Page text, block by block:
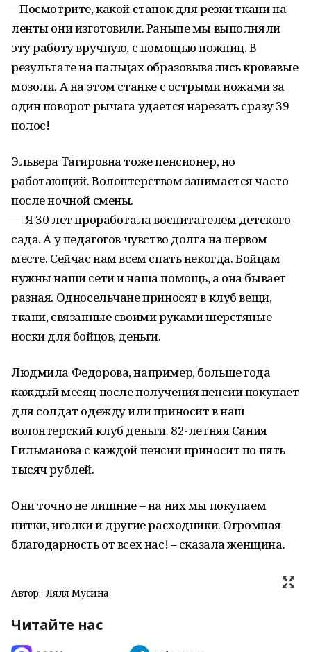
– Посмотрите, какой станок для резки ткани на
ленты они изготовили. Раньше мы выполняли
эту работу вручную, с помощью ножниц. В
результате на пальцах образовывались кровавые
мозоли. А на этом станке с острыми ножами за
один поворот рычага удается нарезать сразу 39
полос!
Эльвера Тагировна тоже пенсионер, но
работающий. Волонтерством занимается часто
после ночной смены.
— Я 30 лет проработала воспитателем детского
сада. А у педагогов чувство долга на первом
месте. Сейчас нам всем спать некогда. Бойцам
нужны наши сети и наша помощь, а она бывает
разная. Односельчане приносят в клуб вещи,
ткани, связанные своими руками шерстяные
носки для бойцов, деньги.
Людмила Федорова, например, больше года
каждый месяц после получения пенсии покупает
для солдат одежду или приносит в наш
волонтерский клуб деньги. 82-летняя Сания
Гильманова с каждой пенсии приносит по пять
тысяч рублей.
Они точно не лишние – на них мы покупаем
нитки, иголки и другие расходники. Огромная
благодарность от всех нас! – сказала женщина.
Автор: Ляля Мусина
Читайте нас